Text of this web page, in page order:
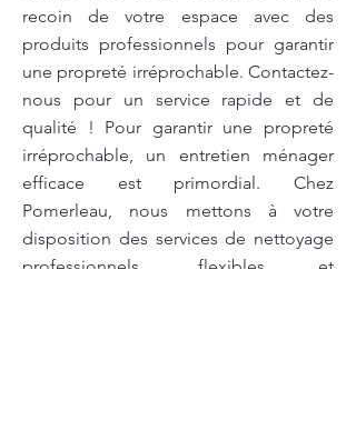
recoin de votre espace avec des
produits professionnels pour garantir
une propreté irréprochable. Contactez-
nous pour un service rapide et de
qualité ! Pour garantir une propreté
irréprochable, un entretien ménager
efficace est primordial. Chez
Pomerleau, nous mettons à votre
disposition des services de nettoyage
professionnels, flexibles et